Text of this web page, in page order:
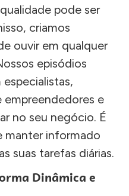
pode ser
criamos
ouvir em qualquer
episódios
empreendedores e
no seu negócio. É
manter informado
suas tarefas diárias.
Dinâmica e